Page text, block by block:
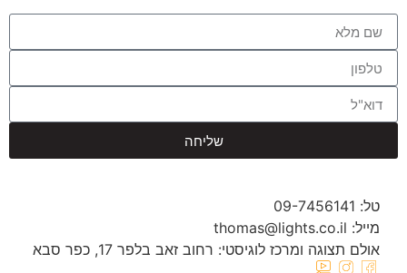
שליחה
טל: 09-7456141
מייל: thomas@lights.co.il‬
אולם תצוגה ומרכז לוגיסטי: רחוב זאב בלפר 17, כפר סבא